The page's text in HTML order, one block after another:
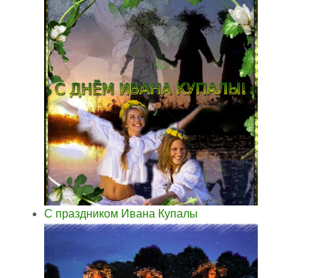
С праздником Ивана Купалы